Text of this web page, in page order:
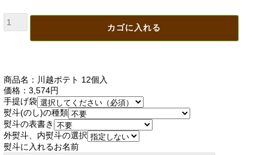
商品名：川越ポテト 12個入
価格：3,574円
手提げ袋
熨斗(のし)の種類
熨斗の表書き
外熨斗、内熨斗の選択
熨斗に入れるお名前